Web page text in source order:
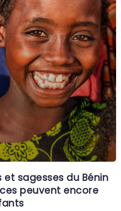
sagesses du Bénin
peuvent encore